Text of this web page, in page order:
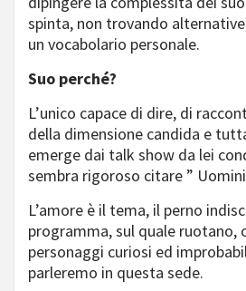
spinta, non trovando
un vocabolario personale.
Suo perché?
L’unico capace di dire, di
della dimensione candida e
emerge dai talk show da lei
sembra rigoroso citare ” Uomini
L’amore è il tema, il perno
programma, sul quale ruotano,
personaggi curiosi ed
parleremo in questa sede.